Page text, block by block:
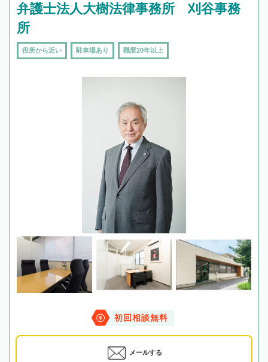
弁護士法人大樹法律事務所 刈谷事務
所
役所から近い 駐車場あり 職歴20年以上
初回相談無料
メールする